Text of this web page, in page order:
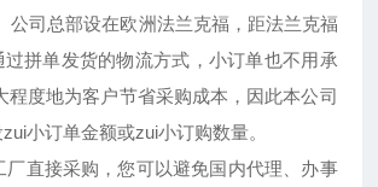
公司总部设在欧洲法兰克福，距法兰克福
拼单发货的物流方式，小订单也不用承
程度地为客户节省采购成本，因此本公司
小订单金额或zui小订购数量。
直接采购，您可以避免国内代理、办事